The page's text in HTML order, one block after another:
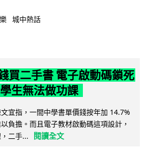
城中熱話
買二手書 電子啟動碼鎖死
生無法做功課
宜指，一間中學書單價錢按年加 14.7%
負擔。而且電子教材啟動碼這項設計，
二手...
閱讀全文